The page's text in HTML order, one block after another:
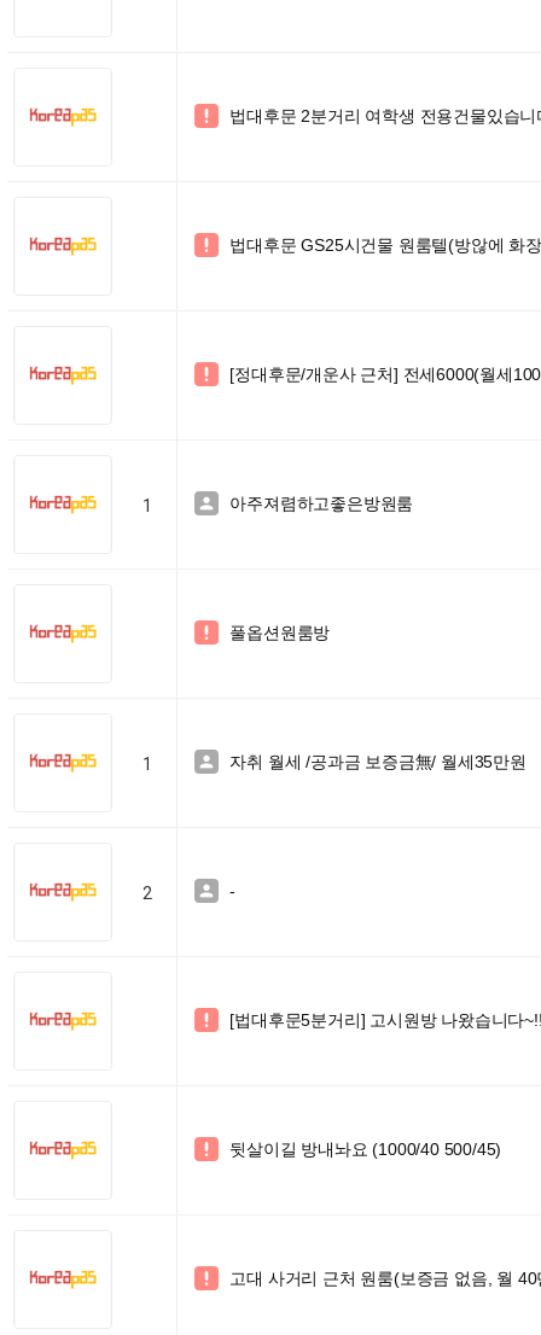
 법대후문 2분거리 여학생 전용건물있습니
 법대후문 GS25시건물 원룸텔(방않에 화
 [정대후문/개운사 근처] 전세6000(월세
1  아주져렴하고좋은방원룸
 풀옵션원룸방
1  자취 월세 /공과금 보증금無/ 월세35만원
2  -
 [법대후문5분거리] 고시원방 나왔습니다
 뒷살이길 방내놔요 (1000/40 500/45)
 고대 사거리 근처 원룸(보증금 없음, 월 40